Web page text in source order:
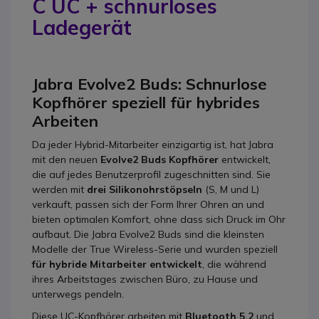
C UC + schnurloses
Ladegerät
Jabra Evolve2 Buds: Schnurlose
Kopfhörer speziell für hybrides
Arbeiten
Da jeder Hybrid-Mitarbeiter einzigartig ist, hat Jabra
mit den neuen Evolve2 Buds Kopfhörer entwickelt,
die auf jedes Benutzerprofil zugeschnitten sind. Sie
werden mit drei Silikonohrstöpseln (S, M und L)
verkauft, passen sich der Form Ihrer Ohren an und
bieten optimalen Komfort, ohne dass sich Druck im Ohr
aufbaut. Die Jabra Evolve2 Buds sind die kleinsten
Modelle der True Wireless-Serie und wurden speziell
für hybride Mitarbeiter entwickelt , die während
ihres Arbeitstages zwischen Büro, zu Hause und
unterwegs pendeln.
Diese UC-Kopfhörer arbeiten mit Bluetooth 5.2 und